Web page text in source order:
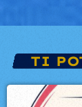
TI